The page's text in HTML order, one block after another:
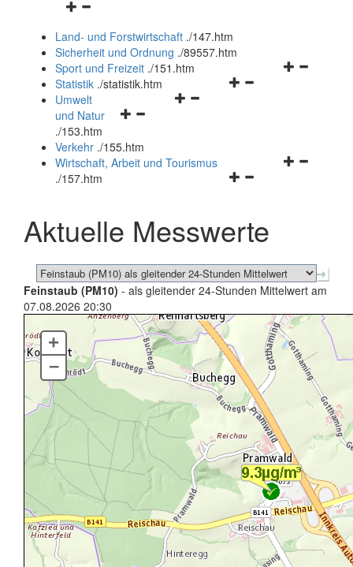
Navigationsmenü
und
schließen
Land- und Forstwirtschaft ./147.htm
Sicherheit und Ordnung ./89557.htm
Navigationsmenü
Sport und Freizeit ./151.htm
Navigationsmenü
Statistik ./statistik.htm
Navigationsmenü
und
schließen
Umwelt
und Natur
./153.htm
Verkehr ./155.htm
Navigationsmenü
schließen
Wirtschaft, Arbeit und Tourismus
./157.htm
Aktuelle Messwerte
Feinstaub (PM10) - als gleitender 24-Stunden Mittelwert am
07.08.2026 20:30
+
–